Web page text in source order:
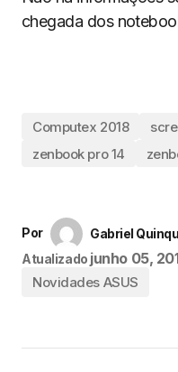
chegada dos
Computex 2018
zenbook pro 14
Por
Gabriel
Atualizado junho 05,
Novidades ASUS